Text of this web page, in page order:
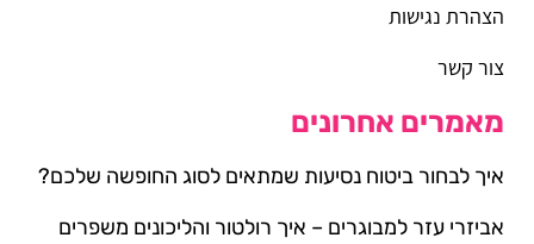
הצהרת נגישות
צור קשר
מאמרים אחרונים
איך לבחור ביטוח נסיעות שמתאים לסוג החופשה שלכם?
אביזרי עזר למבוגרים – איך רולטור והליכונים משפרים